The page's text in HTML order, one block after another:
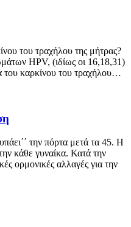
του τραχήλου της μήτρας?
HPV, (ιδίως οι 16,18,31)
του καρκίνου του τραχήλου…
την πόρτα μετά τα 45. Η
κάθε γυναίκα. Κατά την
ορμονικές αλλαγές για την